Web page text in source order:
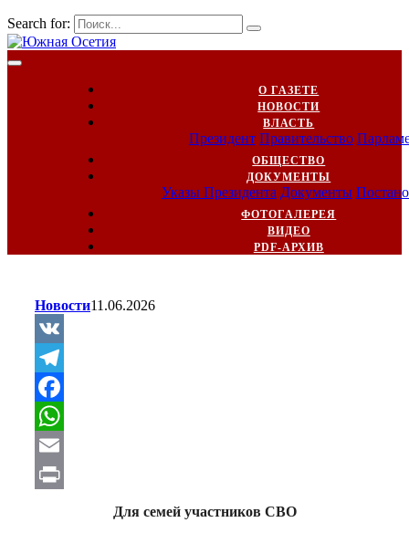
Search for:
О ГАЗЕТЕ
НОВОСТИ
ВЛАСТЬ
Президент Правительство
ОБЩЕСТВО
ДОКУМЕНТЫ
Указы Президента Документы
ФОТОГАЛЕРЕЯ
ВИДЕО
PDF-АРХИВ
Новости11.06.2026
VK
Telegram
Facebook
WhatsApp
Email
Для семей участников СВО